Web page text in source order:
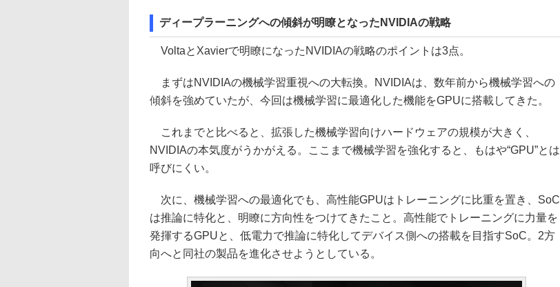
ディープラーニングへの傾斜が明瞭となったNVIDIAの戦略
VoltaとXavierで明瞭になったNVIDIAの戦略のポイントは3点。
まずはNVIDIAの機械学習重視への大転換。NVIDIAは、数年前から機械学習への
傾斜を強めていたが、今回は機械学習に最適化した機能をGPUに搭載してきた。
これまでと比べると、拡張した機械学習向けハードウェアの規模が大きく、
NVIDIAの本気度がうかがえる。ここまで機械学習を強化すると、もはや“GPU”とは
呼びにくい。
次に、機械学習への最適化でも、高性能GPUはトレーニングに比重を置き、SoC
は推論に特化と、明瞭に方向性をつけてきたこと。高性能でトレーニングに力量を
発揮するGPUと、低電力で推論に特化してデバイス側への搭載を目指すSoC。2方
向へと同社の製品を進化させようとしている。